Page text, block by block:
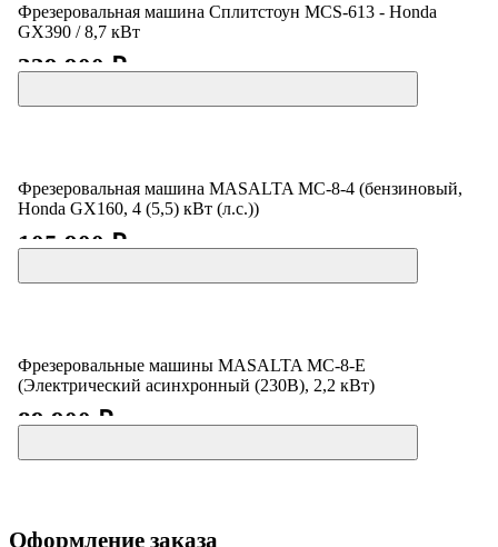
Фрезеровальная машина Сплитстоун MCS-613 - Honda
GX390 / 8,7 кВт
339 900 ₽
Фрезеровальная машина MASALTA MC-8-4 (бензиновый,
Honda GX160, 4 (5,5) кВт (л.с.))
105 900 ₽
Фрезеровальные машины MASALTA MC-8-E
(Электрический асинхронный (230В), 2,2 кВт)
89 900 ₽
Оформление заказа